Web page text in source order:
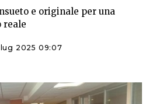
e originale per una
reale
lug 2025 09:07